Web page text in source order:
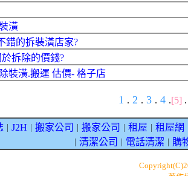
潢
錯的拆裝潢店家?
拆除的價錢?
裝潢.搬運 估價- 格子店
1 . 2 . 3 . 4 .[5]
J2H 搬家公司 搬家公司 租屋 租屋網
清潔公司 電話清潔 購